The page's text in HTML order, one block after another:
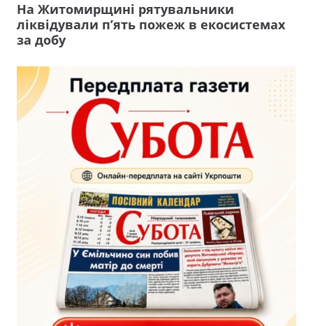
На Житомирщині рятувальники
ліквідували п’ять пожеж в екосистемах
за добу